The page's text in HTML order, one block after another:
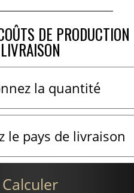
DE
LIVRAISON
Calculer